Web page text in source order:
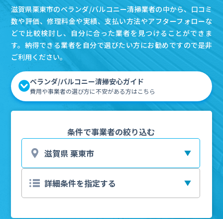
滋賀県栗東市のベランダ/バルコニー清掃業者の中から、口コミ
数や評価、修理料金や実績、支払い方法やアフターフォローな
どで比較検討し、自分に合った業者を見つけることができま
す。納得できる業者を自分で選びたい方にお勧めですので是非
ご利用ください。
ベランダ/バルコニー清掃安心ガイド
費用や事業者の選び方に不安がある方はこちら
条件で事業者の絞り込む